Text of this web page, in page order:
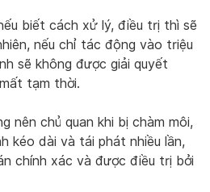
biết cách xử lý, điều trị thì sẽ
nếu chỉ tác động vào triệu
sẽ không được giải quyết
tạm thời.
nên chủ quan khi bị chàm môi,
kéo dài và tái phát nhiều lần,
chính xác và được điều trị bởi